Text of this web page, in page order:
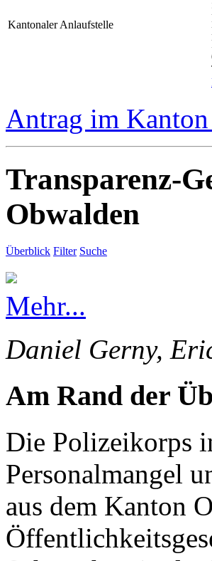
Kantonaler Anlaufstelle
Antrag im
Transparenz-
Obwalden
Überblick Filter Suche
Mehr...
Daniel Gerny,
Am Rand der
Die Polizeikorps
Personalmangel
aus dem Kanton